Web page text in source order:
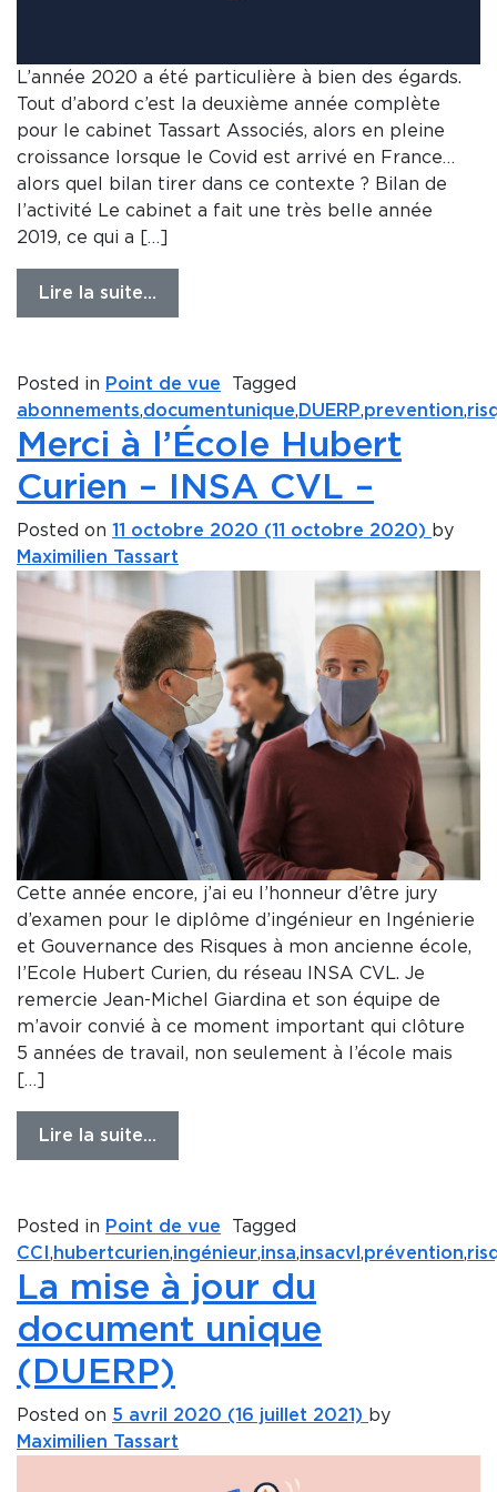
L’année 2020 a été particulière à bien des égards.
Tout d’abord c’est la deuxième année complète
pour le cabinet Tassart Associés, alors en pleine
croissance lorsque le Covid est arrivé en France…
alors quel bilan tirer dans ce contexte ? Bilan de
l’activité Le cabinet a fait une très belle année
2019, ce qui a […]
Lire la suite…
Posted in Point de vue
Tagged
abonnements,documentunique, DUERP,prevention,
Merci à l’École Hubert
Curien – INSA CVL –
Posted on 11 octobre 2020 (11 octobre 2020) by
Maximilien Tassart
Cette année encore, j’ai eu l’honneur d’être jury
d’examen pour le diplôme d’ingénieur en Ingénierie
et Gouvernance des Risques à mon ancienne école,
l’Ecole Hubert Curien, du réseau INSA CVL. Je
remercie Jean-Michel Giardina et son équipe de
m’avoir convié à ce moment important qui clôture
5 années de travail, non seulement à l’école mais
[…]
Lire la suite…
Posted in Point de vue
Tagged
CCI , hubertcurien,ingénieur,insa,insacvl ,prévention,
La mise à jour du
document unique
(DUERP)
Posted on 5 avril 2020 (16 juillet 2021) by
Maximilien Tassart